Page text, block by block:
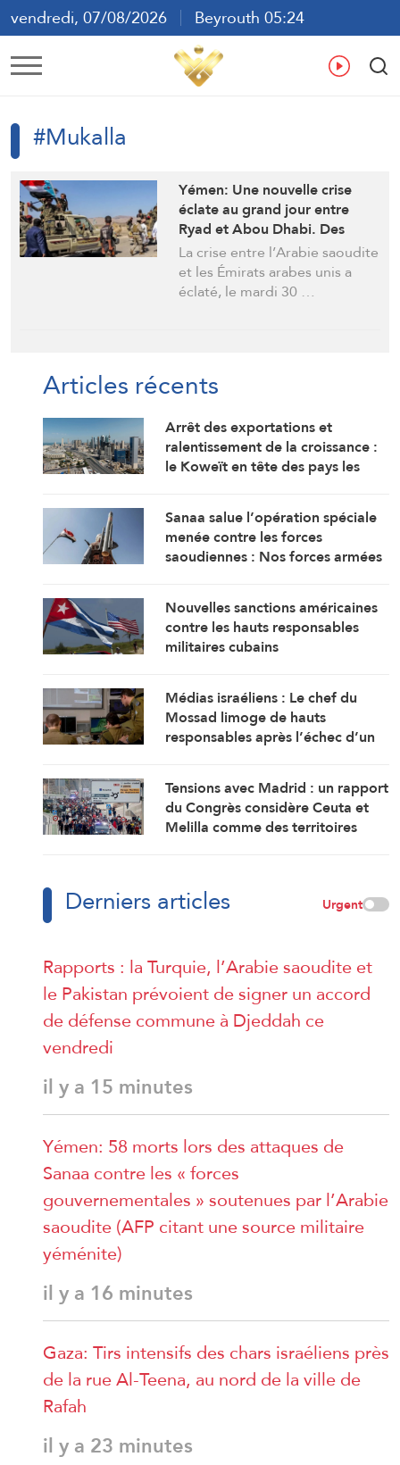
vendredi, 07/08/2026
Beyrouth 05:24
ع
#Mukalla
Yémen: Une nouvelle crise
éclate au grand jour entre
Ryad et Abou Dhabi. Des
officiers émiratis brûlent des
dossiers avant de quitter
Hadramaout
La crise entre l’Arabie saoudite
et les Émirats arabes unis a
éclaté, le mardi 30 …
Articles récents
Arrêt des exportations et
ralentissement de la croissance :
le Koweït en tête des pays les
Sanaa salue l’opération spéciale
menée contre les forces
saoudiennes : Nos forces armées
Nouvelles sanctions américaines
contre les hauts responsables
militaires cubains
Médias israéliens : Le chef du
Mossad limoge de hauts
responsables après l’échec d’un
Tensions avec Madrid : un rapport
du Congrès considère Ceuta et
Melilla comme des territoires
Derniers articles Urgent
Rapports : la Turquie, l’Arabie saoudite et
le Pakistan prévoient de signer un accord
de défense commune à Djeddah ce
vendredi
il y a 15 minutes
Yémen: 58 morts lors des attaques de
Sanaa contre les « forces
gouvernementales » soutenues par l’Arabie
saoudite (AFP citant une source militaire
yéménite)
il y a 16 minutes
Gaza: Tirs intensifs des chars israéliens près
de la rue Al-Teena, au nord de la ville de
Rafah
il y a 23 minutes